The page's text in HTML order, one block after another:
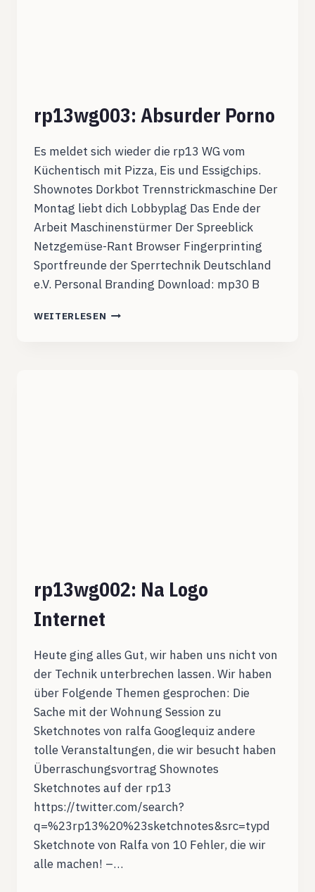
rp13wg003: Absurder Porno
Es meldet sich wieder die rp13 WG vom
Küchentisch mit Pizza, Eis und Essigchips.
Shownotes Dorkbot Trennstrickmaschine Der
Montag liebt dich Lobbyplag Das Ende der
Arbeit Maschinenstürmer Der Spreeblick
Netzgemüse-Rant Browser Fingerprinting
Sportfreunde der Sperrtechnik Deutschland
e.V. Personal Branding Download: mp30 B
WEITERLESEN RP13WG003:
rp13wg002: Na Logo
Internet
Heute ging alles Gut, wir haben uns nicht von
der Technik unterbrechen lassen. Wir haben
über Folgende Themen gesprochen: Die
Sache mit der Wohnung Session zu
Sketchnotes von ralfa Googlequiz andere
tolle Veranstaltungen, die wir besucht haben
Überraschungsvortrag Shownotes
Sketchnotes auf der rp13
https://twitter.com/search?
q=%23rp13%20%23sketchnotes&src=typd
Sketchnote von Ralfa von 10 Fehler, die wir
alle machen! –…